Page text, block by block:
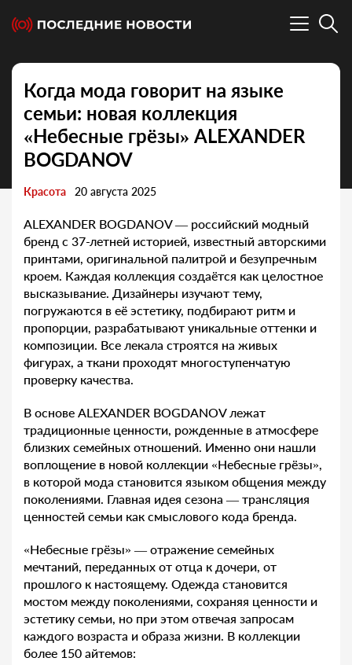
Когда мода говорит на языке
семьи: новая коллекция
«Небесные грёзы» ALEXANDER
BOGDANOV
Красота 20 августа 2025
ALEXANDER BOGDANOV — российский модный
бренд с 37-летней историей, известный авторскими
принтами, оригинальной палитрой и безупречным
кроем. Каждая коллекция создаётся как целостное
высказывание. Дизайнеры изучают тему,
погружаются в её эстетику, подбирают ритм и
пропорции, разрабатывают уникальные оттенки и
композиции. Все лекала строятся на живых
фигурах, а ткани проходят многоступенчатую
проверку качества.
В основе ALEXANDER BOGDANOV лежат
традиционные ценности, рожденные в атмосфере
близких семейных отношений. Именно они нашли
воплощение в новой коллекции «Небесные грёзы»,
в которой мода становится языком общения между
поколениями. Главная идея сезона — трансляция
ценностей семьи как смыслового кода бренда.
«Небесные грёзы» — отражение семейных
мечтаний, переданных от отца к дочери, от
прошлого к настоящему. Одежда становится
мостом между поколениями, сохраняя ценности и
эстетику семьи, но при этом отвечая запросам
каждого возраста и образа жизни. В коллекции
более 150 айтемов: